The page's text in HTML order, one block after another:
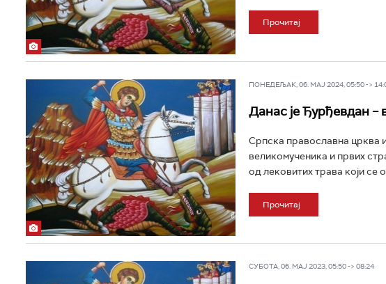
Прочитај
ПОНЕДЕЉАК, 06. МАЈ 2024, 05:50 ->
Данас је Ђурђевдан –
Српска православна црква
великомученика и првих
од лековитих трава који се
Прочитај
СУБОТА, 06. МАЈ 2023, 05:50 -> 08:24